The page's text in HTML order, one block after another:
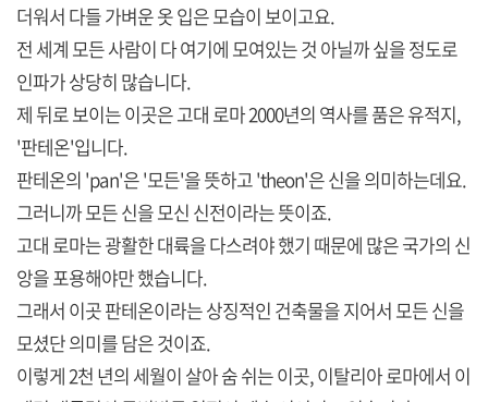
더워서 다들 가벼운 옷 입은 모습이 보이고요.
전 세계 모든 사람이 다 여기에 모여있는 것 아닐까 싶을 정도로
인파가 상당히 많습니다.
제 뒤로 보이는 이곳은 고대 로마 2000년의 역사를 품은 유적지,
'판테온'입니다.
판테온의 'pan'은 '모든'을 뜻하고 'theon'은 신을 의미하는데요.
그러니까 모든 신을 모신 신전이라는 뜻이죠.
고대 로마는 광활한 대륙을 다스려야 했기 때문에 많은 국가의 신
앙을 포용해야만 했습니다.
그래서 이곳 판테온이라는 상징적인 건축물을 지어서 모든 신을
모셨단 의미를 담은 것이죠.
이렇게 2천 년의 세월이 살아 숨 쉬는 이곳, 이탈리아 로마에서 이